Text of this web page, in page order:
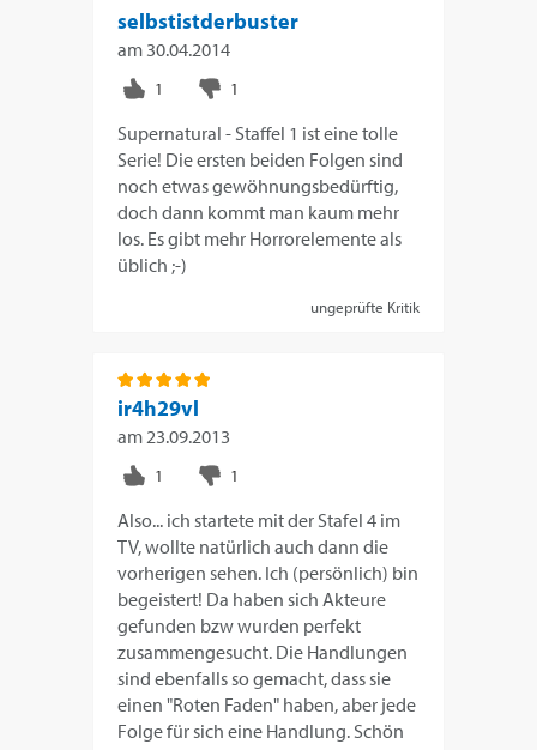
selbstistderbuster
am 30.04.2014
Supernatural - Staffel 1 ist eine tolle
Serie! Die ersten beiden Folgen sind
noch etwas gewöhnungsbedürftig,
doch dann kommt man kaum mehr
los. Es gibt mehr Horrorelemente als
üblich ;-)
ungeprüfte Kritik
ir4h29vl
am 23.09.2013
Also... ich startete mit der Stafel 4 im
TV, wollte natürlich auch dann die
vorherigen sehen. Ich (persönlich) bin
begeistert! Da haben sich Akteure
gefunden bzw wurden perfekt
zusammengesucht. Die Handlungen
sind ebenfalls so gemacht, dass sie
einen "Roten Faden" haben, aber jede
Folge für sich eine Handlung. Schön